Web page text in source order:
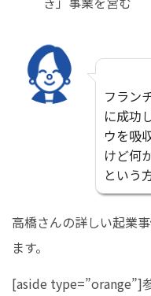
フラン
に成功
ウを吸
けど何
という
高橋さんの詳しい起業
ます。
[aside type=”orange”]